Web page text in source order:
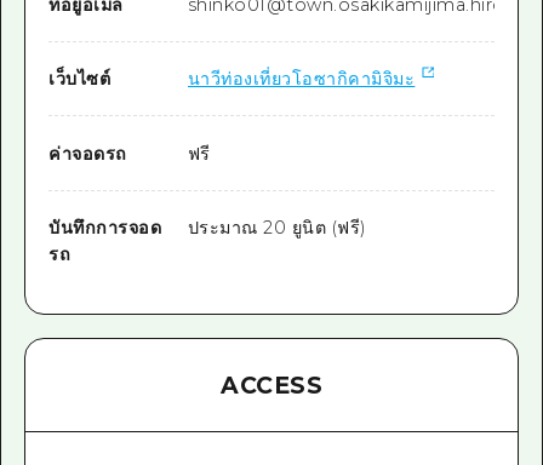
ที่อยู่อีเมล
เว็บไซต์ นาวีท่องเที่ยวโอซากิคามิจิมะ
ค่าจอดรถ ฟรี
บันทึกการจอด
รถ
ประมาณ 20 ยูนิต (ฟรี)
ACCESS